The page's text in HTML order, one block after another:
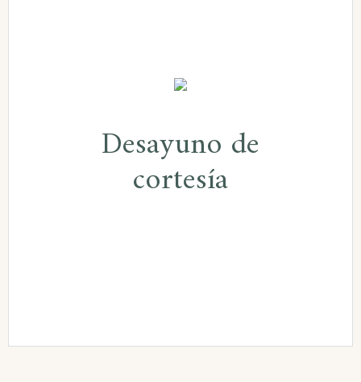
Desayuno de
cortesía
Desayuno de cortesía
huéspedes a base de zumos de fruta,
café, té, tostadas, mermeladas, cereales